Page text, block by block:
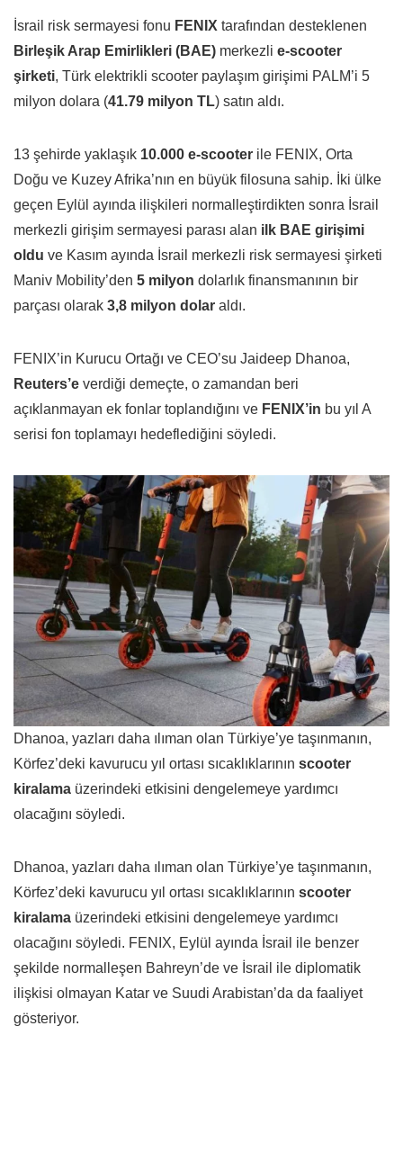
İsrail risk sermayesi fonu FENIX tarafından desteklenen
Birleşik Arap Emirlikleri (BAE) merkezli e-scooter
şirketi, Türk elektrikli scooter paylaşım girişimi PALM’i 5
milyon dolara (41.79 milyon TL) satın aldı.
13 şehirde yaklaşık 10.000 e-scooter ile FENIX, Orta
Doğu ve Kuzey Afrika’nın en büyük filosuna sahip. İki ülke
geçen Eylül ayında ilişkileri normalleştirdikten sonra İsrail
merkezli girişim sermayesi parası alan ilk BAE girişimi
oldu ve Kasım ayında İsrail merkezli risk sermayesi şirketi
Maniv Mobility’den 5 milyon dolarlık finansmanının bir
parçası olarak 3,8 milyon dolar aldı.
FENIX’in Kurucu Ortağı ve CEO’su Jaideep Dhanoa,
Reuters’e verdiği demeçte, o zamandan beri
açıklanmayan ek fonlar toplandığını ve FENIX’in bu yıl A
serisi fon toplamayı hedeflediğini söyledi.
Dhanoa, yazları daha ılıman olan Türkiye’ye taşınmanın,
Körfez’deki kavurucu yıl ortası sıcaklıklarının scooter
kiralama üzerindeki etkisini dengelemeye yardımcı
olacağını söyledi.
Dhanoa, yazları daha ılıman olan Türkiye’ye taşınmanın,
Körfez’deki kavurucu yıl ortası sıcaklıklarının scooter
kiralama üzerindeki etkisini dengelemeye yardımcı
olacağını söyledi. FENIX, Eylül ayında İsrail ile benzer
şekilde normalleşen Bahreyn’de ve İsrail ile diplomatik
ilişkisi olmayan Katar ve Suudi Arabistan’da da faaliyet
gösteriyor.